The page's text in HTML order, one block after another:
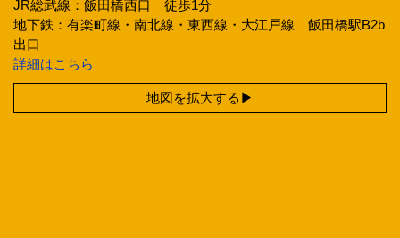
JR総武線：飯田橋西口 徒歩1分
地下鉄：有楽町線・南北線・東西線・大江戸線 飯田橋駅B2b
出口
詳細はこちら
地図を拡大する